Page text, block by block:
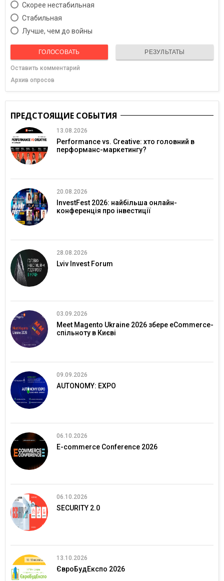
Скорее нестабильная
Cтабильная
Лучше, чем до войны
ГОЛОСОВАТЬ РЕЗУЛЬТАТЫ
Оставить комментарий
Архив опросов
ПРЕДСТОЯЩИЕ СОБЫТИЯ
13.08.2026
Performance vs. Creative: хто головний в
перформанс-маркетингу?
20.08.2026
InvestFest 2026: найбільша онлайн-
конференція про інвестиції
28.08.2026
Lviv Invest Forum
03.09.2026
Meet Magento Ukraine 2026 збере eCommerce-
спільноту в Києві
09.09.2026
AUTONOMY: EXPO
06.10.2026
E-commerce Conference 2026
06.10.2026
SECURITY 2.0
13.10.2026
ЄвроБудЕкспо 2026